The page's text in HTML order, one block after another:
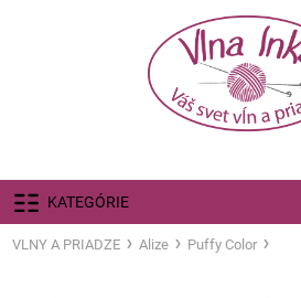
KATEGÓRIE
VLNY A PRIADZE Alize Puffy Color